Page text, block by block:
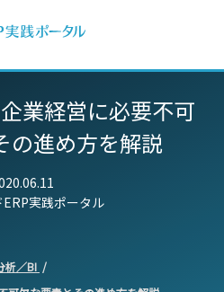
業経営に必要不可
の進め方を解説
ERP実践ポータル
析／BI